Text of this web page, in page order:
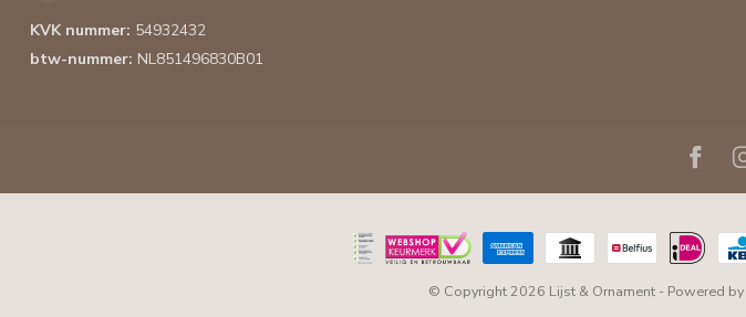
KVK nummer: 54932432
btw-nummer: NL851496830B01
© Copyright 2026 Lijst & Ornament- Powered by